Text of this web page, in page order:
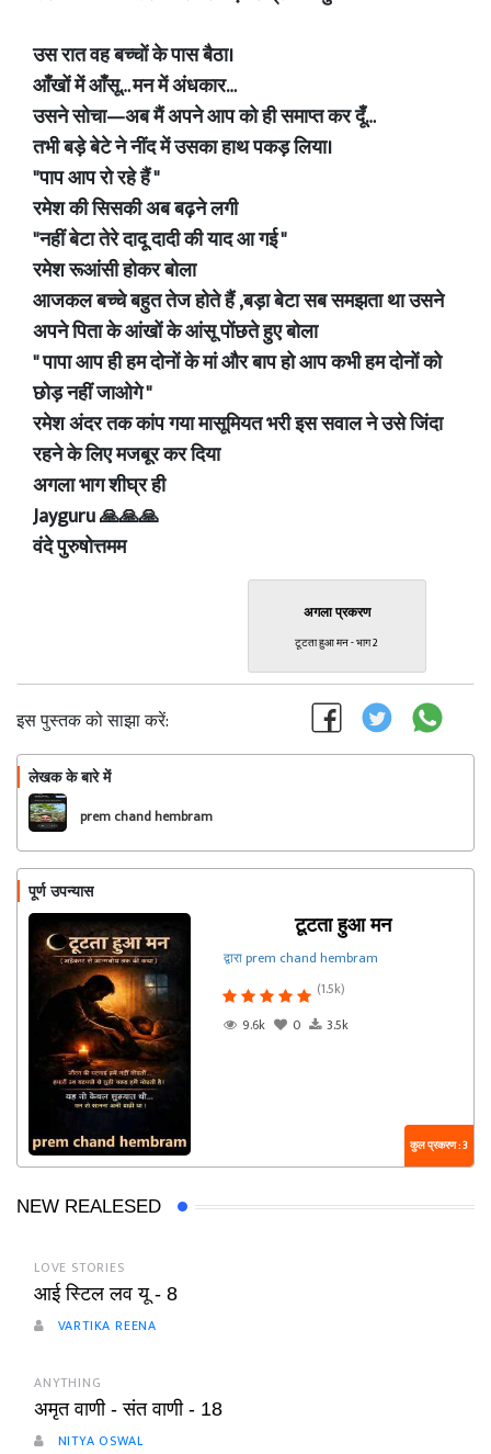
उस रात वह बच्चों के पास बैठा।
आँखों में आँसू… मन में अंधकार…
उसने सोचा—अब मैं अपने आप को ही समाप्त कर दूँ…
तभी बड़े बेटे ने नींद में उसका हाथ पकड़ लिया।
"पाप आप रो रहे हैं "
रमेश की सिसकी अब बढ़ने लगी
"नहीं बेटा तेरे दादू दादी की याद आ गई "
रमेश रूआंसी होकर बोला
आजकल बच्चे बहुत तेज होते हैं ,बड़ा बेटा सब समझता था उसने
अपने पिता के आंखों के आंसू पोंछते हुए बोला
" पापा आप ही हम दोनों के मां और बाप हो आप कभी हम दोनों को
छोड़ नहीं जाओगे "
रमेश अंदर तक कांप गया मासूमियत भरी इस सवाल ने उसे जिंदा
रहने के लिए मजबूर कर दिया
अगला भाग शीघ्र ही
Jayguru 🙏🙏🙏
वंदे पुरुषोत्तमम
अगला प्रकरण
टूटता हुआ मन - भाग 2
इस पुस्तक को साझा करें:
लेखक के बारे में
prem chand hembram
पूर्ण उपन्यास
टूटता हुआ मन
द्वारा prem chand hembram
(1.5k)
9.6k
0 3.5k
कुल प्रकरण : 3
NEW REALESED
LOVE STORIES
आई स्टिल लव यू - 8
VARTIKA REENA
ANYTHING
अमृत वाणी - संत वाणी - 18
NITYA OSWAL